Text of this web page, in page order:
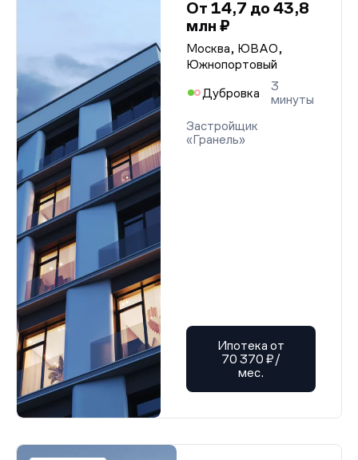
От 14,7 до 43,8
млн ₽
Москва, ЮВАО,
Южнопортовый
Дубровка
3
минуты
Застройщик
«Гранель»
Ипотека от
70 370 ₽/
мес.